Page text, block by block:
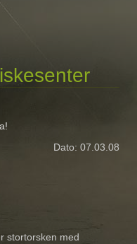
Dato: 07.03.08
stortorsken med